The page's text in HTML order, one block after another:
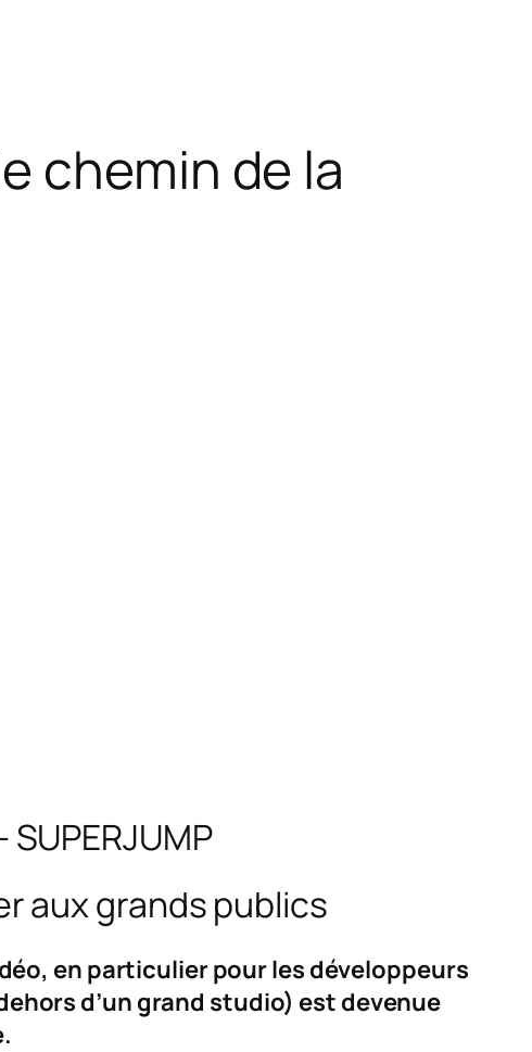
chemin de la
aux grands publics
en particulier pour les développeurs
d’un grand studio) est devenue